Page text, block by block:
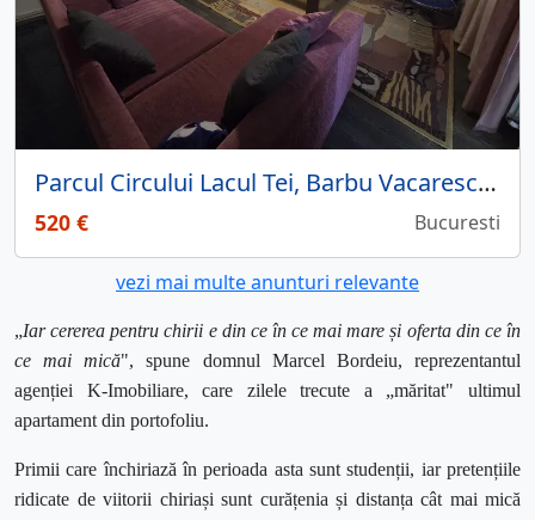
Parcul Circului Lacul Tei, Barbu Vacarescu 10 min. Kaufland Barbu Vacarescu
520 € Bucuresti
vezi mai multe anunturi relevante
„Iar cererea pentru chirii e din ce în ce mai mare și oferta din ce în
ce mai mică", spune domnul Marcel Bordeiu, reprezentantul
agenției K-Imobiliare, care zilele trecute
a „măritat" ultimul
apartament din portofoliu.
Primii care închiriază în perioada asta sunt studenții, iar pretențiile
ridicate de viitorii chiriași sunt curățenia și distanța cât mai mică